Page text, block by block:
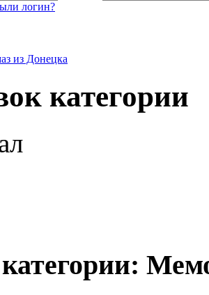
логин?
из Донецка
категории